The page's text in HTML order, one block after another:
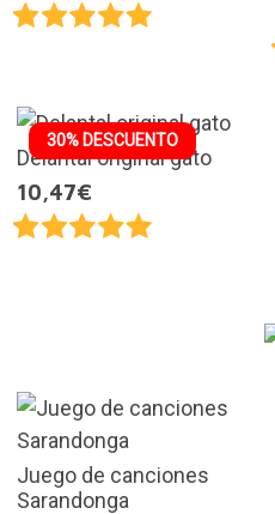
30% DESCUENTO
Delantal original gato
10,47€
Juego de canciones
Sarandonga